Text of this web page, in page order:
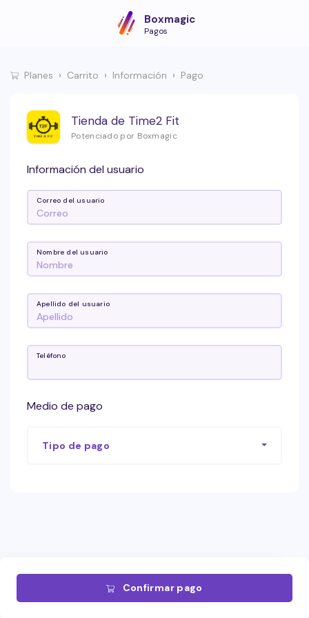
Boxmagic
Pagos
Planes Carrito Información Pago
Tienda de Time2 Fit
Potenciado por Boxmagic
Información del usuario
Correo del usuario
Nombre del usuario
Apellido del usuario
Teléfono
Medio de pago
Tipo de pago
Confirmar pago